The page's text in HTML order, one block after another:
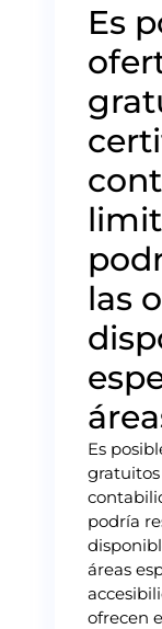
Es
las
Es
podría
áreas
ofrecen